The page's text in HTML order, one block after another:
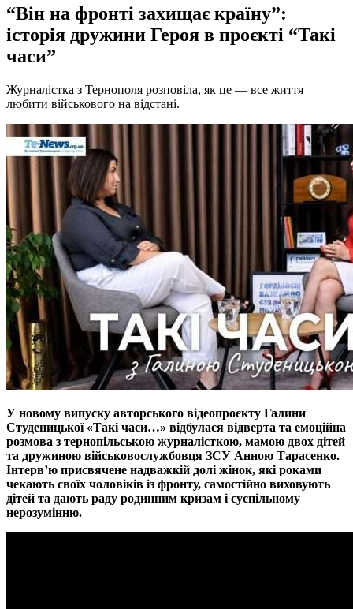
“Він на фронті захищає країну”:
історія дружини Героя в проєкті “Такі
часи”
Журналістка з Тернополя розповіла, як це — все життя
любити військового на відстані.
У новому випуску авторського відеопроєкту Галини
Студеницької «Такі часи…» відбулася відверта та емоційна
розмова з тернопільською журналісткою, мамою двох дітей
та дружиною військовослужбовця ЗСУ Анною Тарасенко.
Інтерв’ю присвячене надважкій долі жінок, які роками
чекають своїх чоловіків із фронту, самостійно виховують
дітей та дають раду родинним кризам і суспільному
нерозумінню.